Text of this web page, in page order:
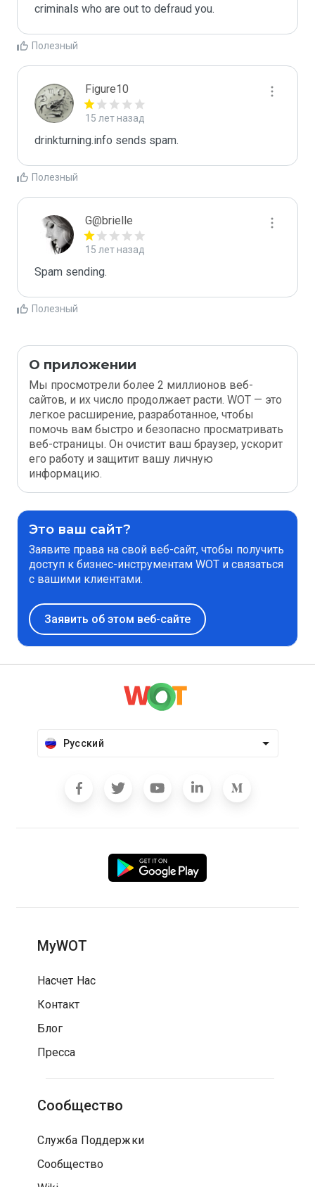
criminals who are out to defraud you.
Полезный
Figure10
15 лет назад
drinkturning.info sends spam.
Полезный
G@brielle
15 лет назад
Spam sending.
Полезный
О приложении
Мы просмотрели более 2 миллионов веб-
сайтов, и их число продолжает расти. WOT — это
легкое расширение, разработанное, чтобы
помочь вам быстро и безопасно просматривать
веб-страницы. Он очистит ваш браузер, ускорит
его работу и защитит вашу личную
информацию.
Это ваш сайт?
Заявите права на свой веб-сайт, чтобы получить
доступ к бизнес-инструментам WOT и связаться
с вашими клиентами.
Заявить об этом веб-сайте
Русский
MyWOT
Насчет Нас
Контакт
Блог
Пресса
Сообщество
Служба Поддержки
Сообщество